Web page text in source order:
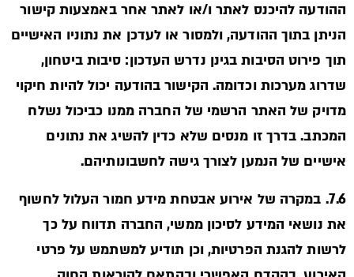
ההודעה להיכנס לאתר ו/או לאתר אחר באמצעות קישור
הניתן בתוך ההודעה, ולמסור או לעדכן את נתוניו האישיים
תוך פירוט הסיבות בגינן נדרש העדכון: סיבות ביטחון,
שדרוג מערכות וכדומה. הקישור בהודעה יכול להיות חיקוי
מדויק של האתר הרשמי של החברה ממנו כביכול נשלח
המכתב. בדרך זו מנסים שלא כדין להשיג את נתונים
אישיים של הנמען לצורך גישה לחשבונותיהם.
7.6. במקרה של אירוע אבטחת מידע חמור העלול לחשוף
את נושאי המידע לסיכון ממשי, החברה תדווח על כך
לרשות להגנת הפרטיות, וכן תודיע למשתמש על פרטי